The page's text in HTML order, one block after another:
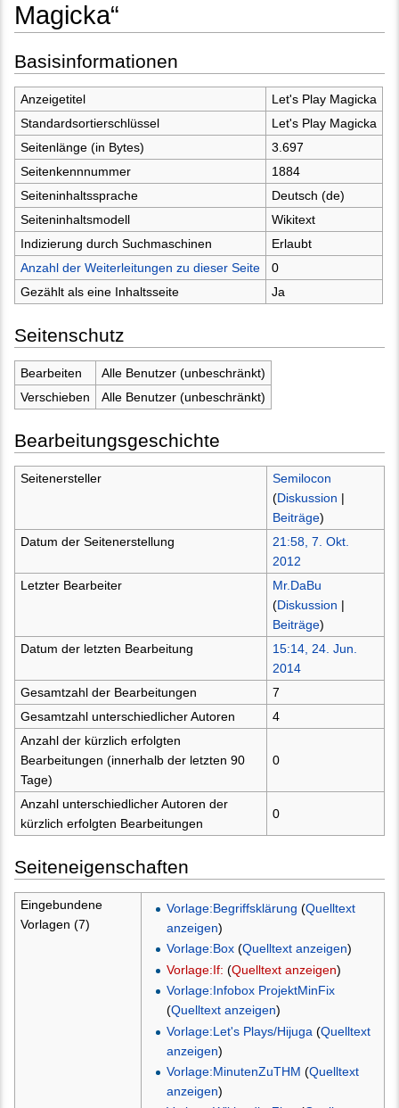
Magicka“
Basisinformationen
Anzeigetitel
Let's Play Magicka
Standardsortierschlüssel
Let's Play Magicka
Seitenlänge (in Bytes)
3.697
Seitenkennnummer
1884
Seiteninhaltssprache
Deutsch (de)
Seiteninhaltsmodell
Wikitext
Indizierung durch Suchmaschinen
Erlaubt
Anzahl der Weiterleitungen zu dieser Seite
0
Gezählt als eine Inhaltsseite
Ja
Seitenschutz
Bearbeiten
Alle Benutzer (unbeschränkt)
Verschieben
Alle Benutzer (unbeschränkt)
Bearbeitungsgeschichte
Seitenersteller
Semilocon
(Diskussion |
Beiträge)
Datum der Seitenerstellung
21:58, 7. Okt.
2012
Letzter Bearbeiter
Mr.DaBu
(Diskussion |
Beiträge)
Datum der letzten Bearbeitung
15:14, 24. Jun.
2014
Gesamtzahl der Bearbeitungen
7
Gesamtzahl unterschiedlicher Autoren
4
Anzahl der kürzlich erfolgten
Bearbeitungen (innerhalb der letzten 90
Tage)
0
Anzahl unterschiedlicher Autoren der
kürzlich erfolgten Bearbeitungen
0
Seiteneigenschaften
Eingebundene
Vorlagen (7)
Vorlage:Begriffsklärung (Quelltext
anzeigen)
Vorlage:Box(Quelltext anzeigen)
Vorlage:If: (Quelltext anzeigen)
Vorlage:Infobox ProjektMinFix
(Quelltext anzeigen)
Vorlage:Let's Plays/Hijuga (Quelltext
anzeigen)
Vorlage:MinutenZuTHM (Quelltext
anzeigen)